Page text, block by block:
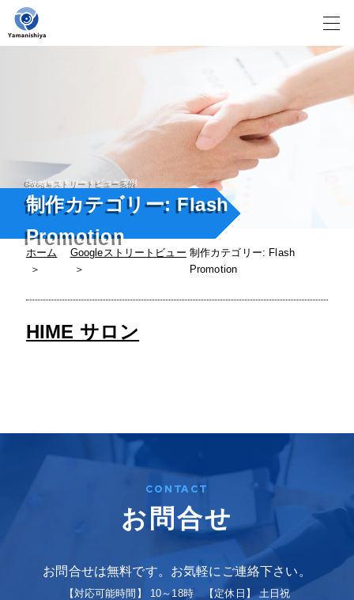
Skip
to
Googleストリートビュー実例
制作カテゴリー:Flash
Promotion
ホーム Googleストリートビュー 制作カテゴリー: Flash
Promotion
HIME サロン
CONTACT
お問合せ
お問合せは無料です。お気軽にご連絡下さい。
【対応可能時間】 10～18時 【定休日】 土日祝